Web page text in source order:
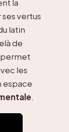
la
vertus
latin
de
permet
les
espace
.